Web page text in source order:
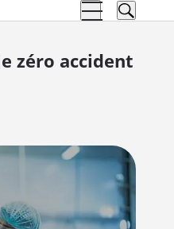
zéro accident